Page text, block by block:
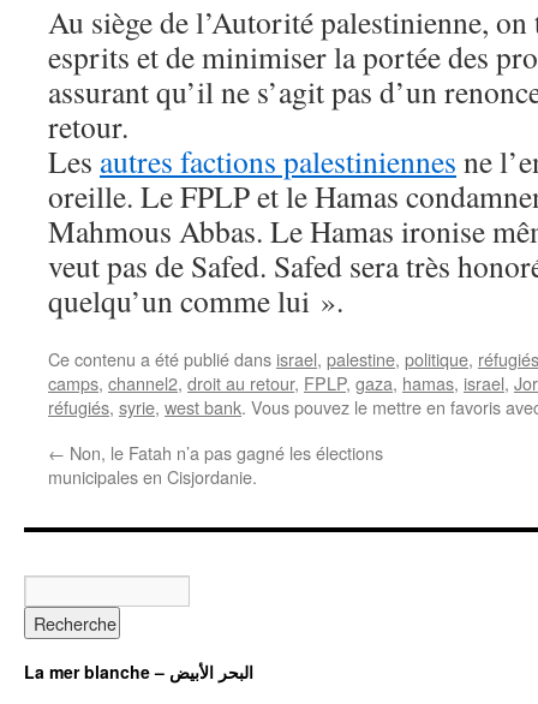
Au siège de l’Autorité palestinienne, on
esprits et de minimiser la portée des
assurant qu’il ne s’agit pas d’un
retour.
Les autres factions palestiniennes ne
oreille. Le FPLP et le Hamas
Mahmous Abbas. Le Hamas ironise
veut pas de Safed. Safed sera très
quelqu’un comme lui ».
Ce contenu a été publié dans israel, palestine, politique, réfugiés
camps, channel2, droit au retour, FPLP, gaza, hamas, israel,
réfugiés, syrie, west bank. Vous pouvez le mettre en favoris
← Non, le Fatah n’a pas gagné les élections
municipales en Cisjordanie.
La mer blanche – البحر الأبيض